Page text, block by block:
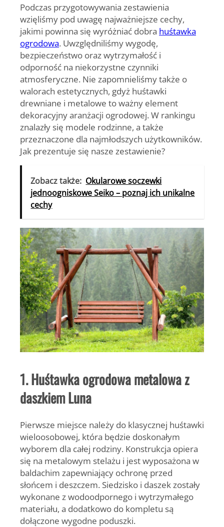
Podczas przygotowywania zestawienia
wzięliśmy pod uwagę najważniejsze cechy,
jakimi powinna się wyróżniać dobra huśtawka
ogrodowa. Uwzględniliśmy wygodę,
bezpieczeństwo oraz wytrzymałość i
odporność na niekorzystne czynniki
atmosferyczne. Nie zapomnieliśmy także o
walorach estetycznych, gdyż huśtawki
drewniane i metalowe to ważny element
dekoracyjny aranżacji ogrodowej. W rankingu
znalazły się modele rodzinne, a także
przeznaczone dla najmłodszych użytkowników.
Jak prezentuje się nasze zestawienie?
Zobacz także: Okularowe soczewki
jednoogniskowe Seiko – poznaj ich unikalne
cechy
1. Huśtawka ogrodowa metalowa z
daszkiem Luna
Pierwsze miejsce należy do klasycznej huśtawki
wieloosobowej, która będzie doskonałym
wyborem dla całej rodziny. Konstrukcja opiera
się na metalowym stelażu i jest wyposażona w
baldachim zapewniający ochronę przed
słońcem i deszczem. Siedzisko i daszek zostały
wykonane z wodoodpornego i wytrzymałego
materiału, a dodatkowo do kompletu są
dołączone wygodne poduszki.